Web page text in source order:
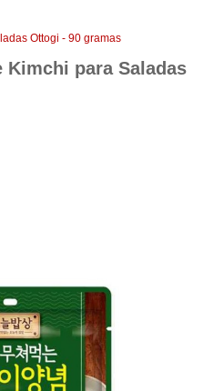
Ottogi - 90 gramas
Kimchi para Saladas